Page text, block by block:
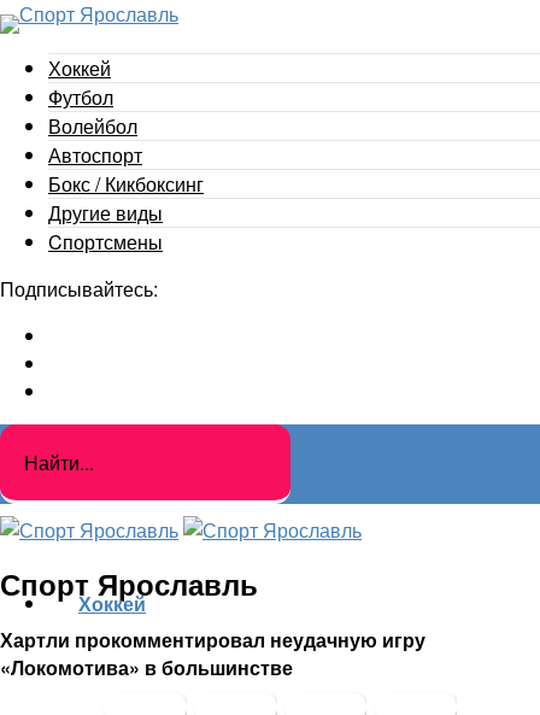
Хоккей
Футбол
Волейбол
Автоспорт
Бокс / Кикбоксинг
Другие виды
Cпортсмены
Подписывайтесь:
Спорт Ярославль
Хартли прокомментировал неудачную игру
«Локомотива» в большинстве
Хоккей